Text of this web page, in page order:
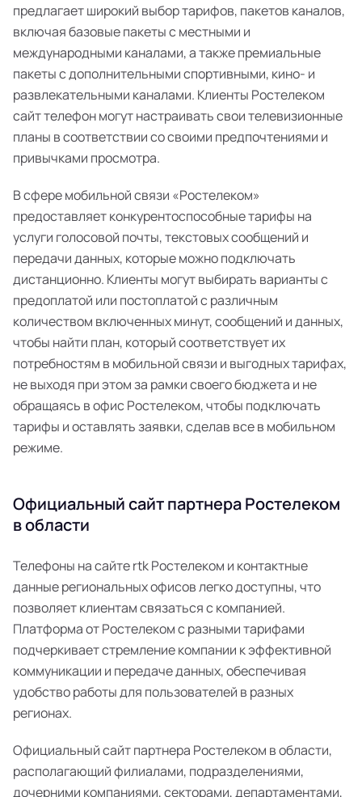
предлагает широкий выбор тарифов, пакетов каналов,
включая базовые пакеты с местными и
международными каналами, а также премиальные
пакеты с дополнительными спортивными, кино- и
развлекательными каналами. Клиенты Ростелеком
сайт телефон могут настраивать свои телевизионные
планы в соответствии со своими предпочтениями и
привычками просмотра.
В сфере мобильной связи «Ростелеком»
предоставляет конкурентоспособные тарифы на
услуги голосовой почты, текстовых сообщений и
передачи данных, которые можно подключать
дистанционно. Клиенты могут выбирать варианты с
предоплатой или постоплатой с различным
количеством включенных минут, сообщений и данных,
чтобы найти план, который соответствует их
потребностям в мобильной связи и выгодных тарифах,
не выходя при этом за рамки своего бюджета и не
обращаясь в офис Ростелеком, чтобы подключать
тарифы и оставлять заявки, сделав все в мобильном
режиме.
Официальный сайт партнера Ростелеком
в области
Телефоны на сайте rtk Ростелеком и контактные
данные региональных офисов легко доступны, что
позволяет клиентам связаться с компанией.
Платформа от Ростелеком с разными тарифами
подчеркивает стремление компании к эффективной
коммуникации и передаче данных, обеспечивая
удобство работы для пользователей в разных
регионах.
Официальный сайт партнера Ростелеком в области,
располагающий филиалами, подразделениями,
дочерними компаниями, секторами, департаментами,